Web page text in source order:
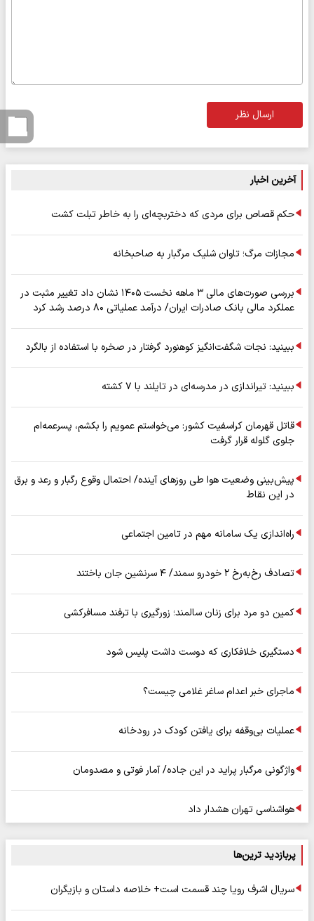
ارسال نظر
آخرین اخبار
حکم قصاص برای مردی که دختربچه‌ای را به خاطر تبلت کشت
مجازات مرگ؛ تاوان شلیک مرگبار به صاحبخانه
بررسی صورت‌های مالی ۳ ماهه نخست ۱۴۰۵ نشان داد تغییر مثبت در
عملکرد مالی بانک صادرات ایران/ درآمد عملیاتی ۸۰ درصد رشد کرد
ببینید: نجات شگفت‌انگیز کوهنورد گرفتار در صخره با استفاده از بالگرد
ببینید: تیراندازی در مدرسه‌ای در تایلند با ۷ کشته
قاتل قهرمان کراسفیت کشور: می‌خواستم عمویم را بکشم، پسرعمه‌ام
جلوی گلوله قرار گرفت
پیش‌بینی وضعیت هوا طی روزهای آینده/ احتمال وقوع رگبار و رعد و برق
در این نقاط
راه‌اندازی یک سامانه مهم در تامین اجتماعی
تصادف رخ‌به‌رخ ۲ خودرو سمند/ ۴ سرنشین جان باختند
کمین دو مرد برای زنان سالمند؛ زورگیری با ترفند مسافرکشی
دستگیری خلافکاری که دوست داشت پلیس شود
ماجرای خبر اعدام ساغر غلامی چیست؟
عملیات بی‌وقفه برای یافتن کودک در رودخانه
واژگونی مرگبار پراید در این جاده/ آمار فوتی و مصدومان
هواشناسی تهران هشدار داد
پربازدید ترین‌ها
سریال اشرف رویا چند قسمت است+ خلاصه داستان و بازیگران